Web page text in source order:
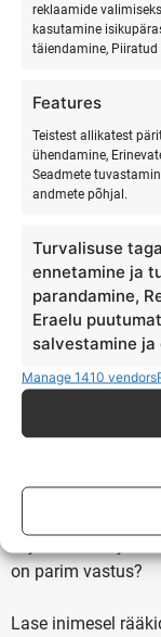
reklaamide
kasutamine
täiendamine,
Features
Teistest allikatest
ühendamine,
Seadmete
andmete põhjal.
Turvalisuse
ennetamine ja
parandamine,
Eraelu
salvestamine ja
Manage 1410 vendors
Kõige
vestluses.
Carnegie kirjutab
Julgusta teisi
Me oleme
oma toodete
Me ootame, millal
Aga inimene, kes
kuulatakse, mitte
see inimene
ühendust. Ta
Olen sellele
on parim vastus?
Lase inimesel